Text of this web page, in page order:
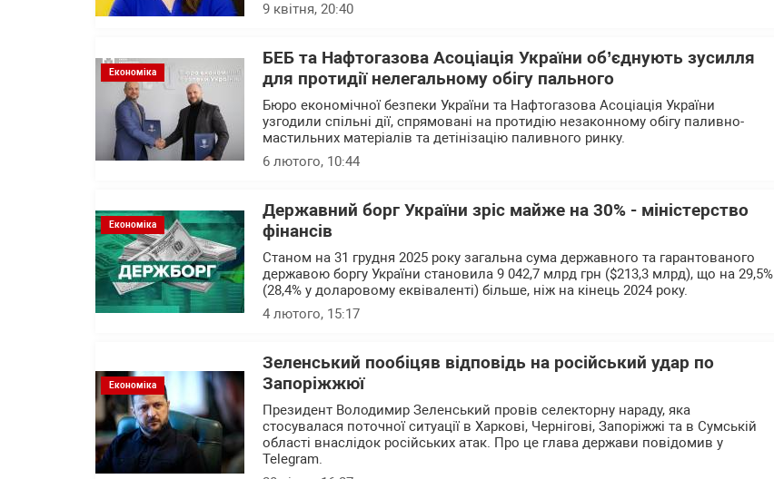
9 квітня, 20:40
Економіка
БЕБ та Нафтогазова Асоціація України об’єднують зусилля
для протидії нелегальному обігу пального
Бюро економічної безпеки України та Нафтогазова Асоціація України
узгодили спільні дії, спрямовані на протидію незаконному обігу паливно-
мастильних матеріалів та детінізацію паливного ринку.
6 лютого, 10:44
Економіка
Державний борг України зріс майже на 30% - міністерство
фінансів
Станом на 31 грудня 2025 року загальна сума державного та гарантованого
державою боргу України становила 9 042,7 млрд грн ($213,3 млрд), що на 29,5%
(28,4% у доларовому еквіваленті) більше, ніж на кінець 2024 року.
4 лютого, 15:17
Економіка
Зеленський пообіцяв відповідь на російський удар по
Запоріжжюї
Президент Володимир Зеленський провів селекторну нараду, яка
стосувалася поточної ситуації в Харкові, Чернігові, Запоріжжі та в Сумській
області внаслідок російських атак. Про це глава держави повідомив у
Telegram.